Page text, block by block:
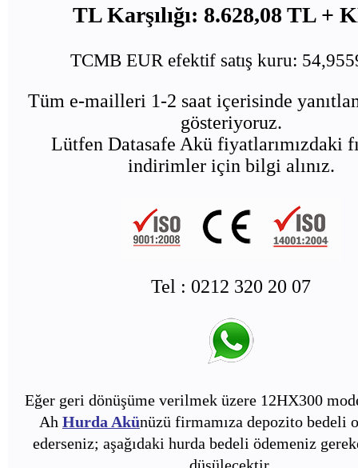
TL Karşılığı: 8.628,08 TL +
TCMB EUR efektif satış kuru:
Tüm e-mailleri 1-2 saat içerisinde
gösteriyoruz.
Lütfen Datasafe Akü fiyatlarımızdaki
indirimler için bilgi alınız.
Tel : 0212 320 20 07
Eğer geri dönüşüme verilmek üzere 12HX300
Ah Hurda Akünüzü firmamıza depozito bedeli
ederseniz; aşağıdaki hurda bedeli ödemeniz